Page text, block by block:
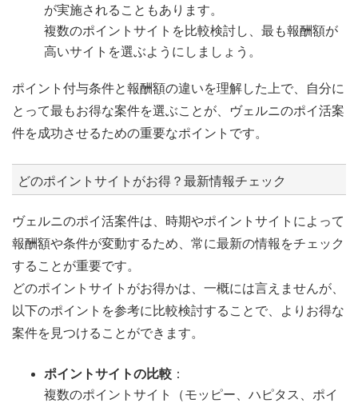
が実施されることもあります。
複数のポイントサイトを比較検討し、最も報酬額が
高いサイトを選ぶようにしましょう。
ポイント付与条件と報酬額の違いを理解した上で、自分に
とって最もお得な案件を選ぶことが、ヴェルニのポイ活案
件を成功させるための重要なポイントです。
どのポイントサイトがお得？最新情報チェック
ヴェルニのポイ活案件は、時期やポイントサイトによって
報酬額や条件が変動するため、常に最新の情報をチェック
することが重要です。
どのポイントサイトがお得かは、一概には言えませんが、
以下のポイントを参考に比較検討することで、よりお得な
案件を見つけることができます。
ポイントサイトの比較 ：
複数のポイントサイト（モッピー、ハピタス、ポイ